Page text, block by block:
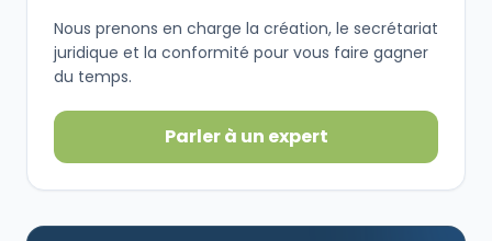
Nous prenons en charge la création, le secrétariat
juridique et la conformité pour vous faire gagner
du temps.
Parler à un expert